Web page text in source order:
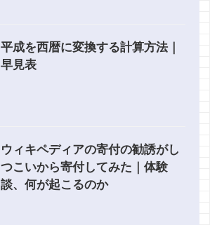
平成を西暦に変換する計算方法｜
早見表
ウィキペディアの寄付の勧誘がし
つこいから寄付してみた｜体験
談、何が起こるのか